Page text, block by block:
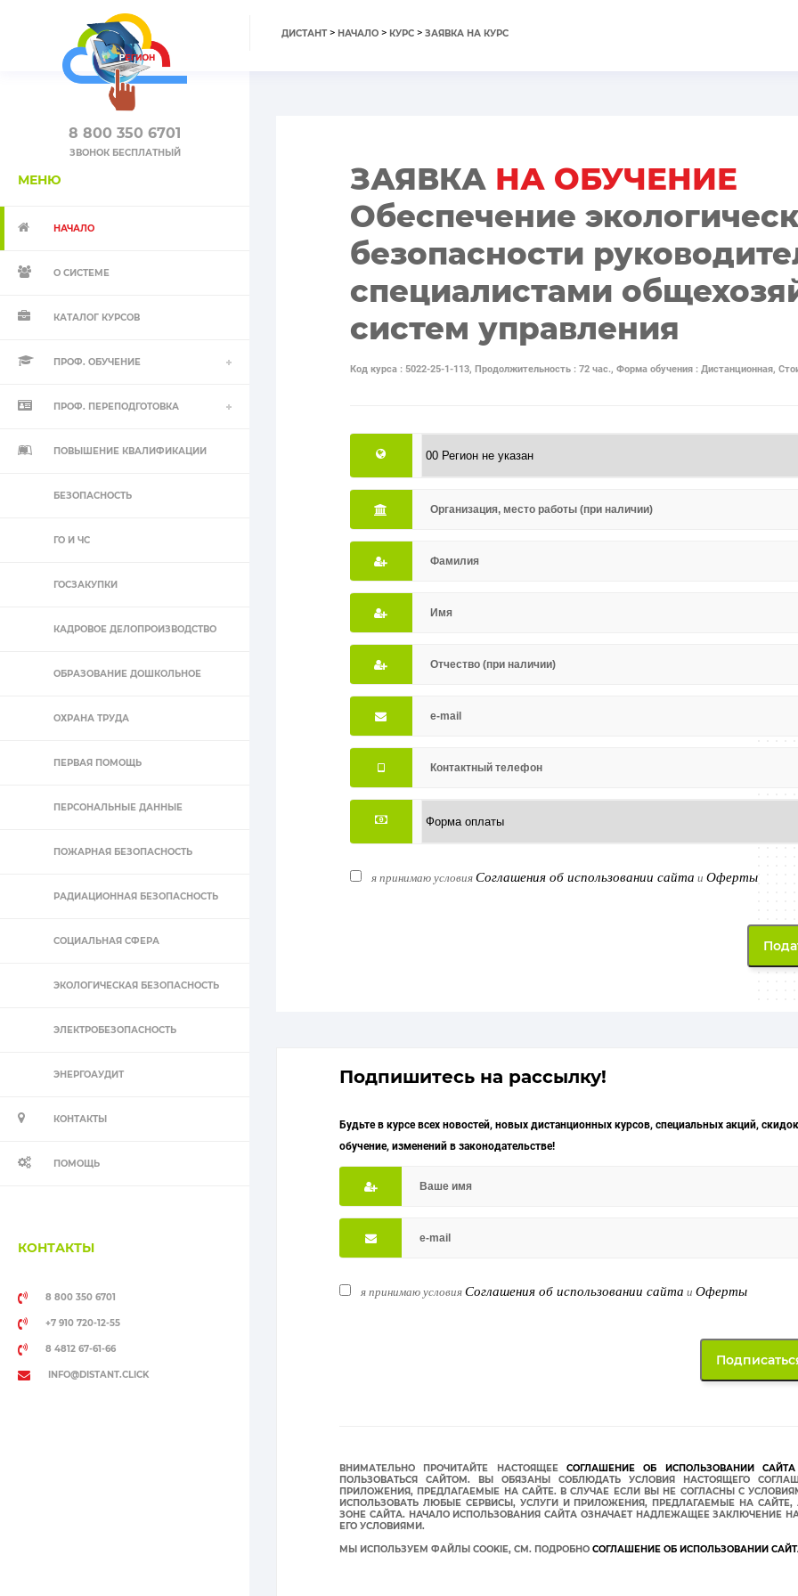
ДИСТАНТ> НАЧАЛО > КУРС > ЗАЯВКА НА КУРС
8 800 350 6701
ЗВОНОК БЕСПЛАТНЫЙ
МЕНЮ
НАЧАЛО
О СИСТЕМЕ
КАТАЛОГ КУРСОВ
ПРОФ. ОБУЧЕНИЕ
ПРОФ. ПЕРЕПОДГОТОВКА
ПОВЫШЕНИЕ КВАЛИФИКАЦИИ
БЕЗОПАСНОСТЬ
ГО И ЧС
ГОСЗАКУПКИ
КАДРОВОЕ ДЕЛОПРОИЗВОДСТВО
ОБРАЗОВАНИЕ ДОШКОЛЬНОЕ
ОХРАНА ТРУДА
ПЕРВАЯ ПОМОЩЬ
ПЕРСОНАЛЬНЫЕ ДАННЫЕ
ПОЖАРНАЯ БЕЗОПАСНОСТЬ
РАДИАЦИОННАЯ БЕЗОПАСНОСТЬ
СОЦИАЛЬНАЯ СФЕРА
ЭКОЛОГИЧЕСКАЯ БЕЗОПАСНОСТЬ
ЭЛЕКТРОБЕЗОПАСНОСТЬ
ЭНЕРГОАУДИТ
КОНТАКТЫ
ПОМОЩЬ
КОНТАКТЫ
8 800 350 6701
+7 910 720-12-55
8 4812 67-61-66
INFO@DISTANT.CLICK
ЗАЯВКА НА ОБУЧЕНИЕ
Обеспечение
безопасности
специалистами
систем управления
Код курса : 5022-25-1-113, Продолжительность : 72 час., Форма обучения : Дистанционная,
я принимаю условияСоглашения об использовании сайта и Оферты
Подпишитесь на рассылку!
Будьте в курсе всех новостей, новых дистанционных курсов, специальных акций,
обучение, изменений в законодательстве!
я принимаю условияСоглашения об использовании сайта и Оферты
ВНИМАТЕЛЬНО ПРОЧИТАЙТЕ НАСТОЯЩЕЕ СОГЛАШЕНИЕ ОБ ИСПОЛЬЗОВАНИИ САЙТА
ПОЛЬЗОВАТЬСЯ САЙТОМ. ВЫ ОБЯЗАНЫ СОБЛЮДАТЬ УСЛОВИЯ НАСТОЯЩЕГО
ПРИЛОЖЕНИЯ, ПРЕДЛАГАЕМЫЕ НА САЙТЕ. В СЛУЧАЕ ЕСЛИ ВЫ НЕ СОГЛАСНЫ С
ИСПОЛЬЗОВАТЬ ЛЮБЫЕ СЕРВИСЫ, УСЛУГИ И ПРИЛОЖЕНИЯ, ПРЕДЛАГАЕМЫЕ НА
ЗОНЕ САЙТА. НАЧАЛО ИСПОЛЬЗОВАНИЯ САЙТА ОЗНАЧАЕТ НАДЛЕЖАЩЕЕ ЗАКЛЮЧЕНИЕ
ЕГО УСЛОВИЯМИ.
МЫ ИСПОЛЬЗУЕМ ФАЙЛЫ COOKIE, СМ. ПОДРОБНО СОГЛАШЕНИЕ ОБ ИСПОЛЬЗОВАНИИ